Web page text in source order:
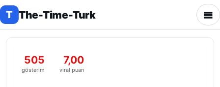
T The-Time-Turk
505
gösterim
7,00
viral puan